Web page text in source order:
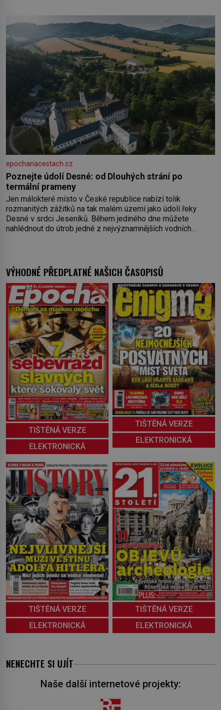
mnoho let později hrobku
epochanacestach.cz
Poznejte údolí Desné: od Dlouhých strání po
termální prameny
Jen málokteré místo v České republice nabízí tolik
rozmanitých zážitků na tak malém území jako údolí řeky
Desné v srdci Jeseníků. Během jediného dne můžete
nahlédnout do útrob jedné z nejvýznamnějších vodních
VÝHODNÉ PŘEDPLATNÉ NAŠICH ČASOPISŮ
TIŠTĚNÁ VERZE
ELEKTRONICKÁ
TIŠTĚNÁ VERZE
ELEKTRONICKÁ
TIŠTĚNÁ VERZE
ELEKTRONICKÁ
TIŠTĚNÁ VERZE
ELEKTRONICKÁ
NENECHTE SI UJÍT
Naše další internetové projekty: